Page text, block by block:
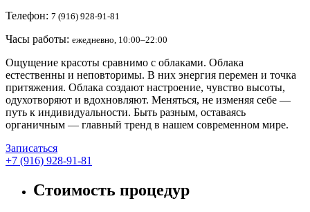
Телефон: 7 (916) 928-91-81
Часы работы: ежедневно, 10:00–22:00
Ощущение красоты сравнимо с облаками. Облака
естественны и неповторимы. В них энергия перемен и точка
притяжения. Облака создают настроение, чувство высоты,
одухотворяют и вдохновляют. Меняться, не изменяя себе —
путь к индивидуальности. Быть разным, оставаясь
органичным — главный тренд в нашем современном мире.
Записаться
+7 (916) 928-91-81
Стоимость процедур